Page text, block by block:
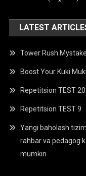
LATEST
Tower Rush
Boost Your Kuki
Repetitsion TEST
Repetitsion TEST 9
Yangi baholash
rahbar va pedagog
mumkin